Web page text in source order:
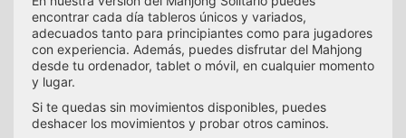
encontrar cada día tableros únicos y variados,
adecuados tanto para principiantes como para jugadores
con experiencia. Además, puedes disfrutar del Mahjong
desde tu ordenador, tablet o móvil, en cualquier momento
y lugar.
Si te quedas sin movimientos disponibles, puedes
deshacer los movimientos y probar otros caminos.